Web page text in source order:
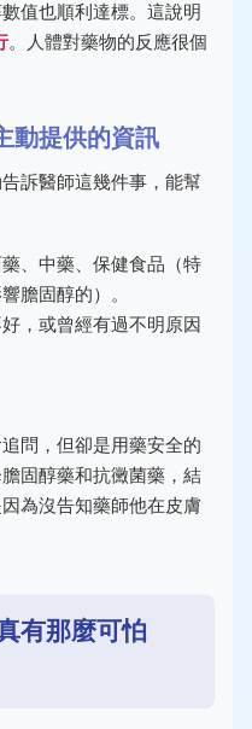
值也順利達標。這說明
。人體對藥物的反應很個
動提供的資訊
訴醫師這幾件事，能幫
、中藥、保健食品（特
膽固醇的）。
，或曾經有過不明原因
問，但卻是用藥安全的
固醇藥和抗黴菌藥，結
為沒告知藥師他在皮膚
有那麼可怕